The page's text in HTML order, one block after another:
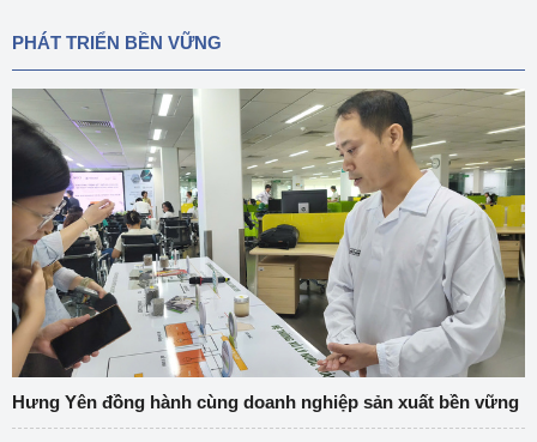
PHÁT TRIỂN BỀN VỮNG
Hưng Yên đồng hành cùng doanh nghiệp sản xuất bền vững